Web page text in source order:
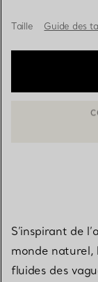
Taille Guide des
S’inspirant de
monde naturel,
fluides des